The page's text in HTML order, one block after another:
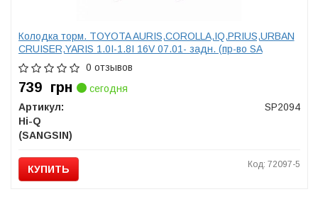
Колодка торм. TOYOTA AURIS,COROLLA,IQ,PRIUS,URBAN
CRUISER,YARIS 1.0I-1.8I 16V 07.01- задн. (пр-во SA
0 отзывов
739 грн
сегодня
Артикул:
SP2094
Hi-Q
(SANGSIN)
КУПИТЬ Код: 72097-5